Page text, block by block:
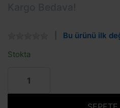
Bu ürünü ilk
Stokta